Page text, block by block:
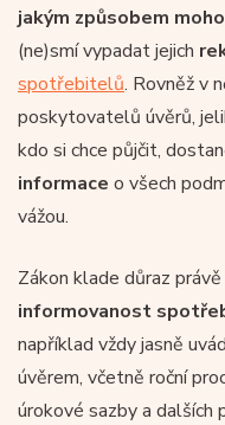
jakým způsobem
(ne)smí vypadat jejich
spotřebitelů. Rovněž v
poskytovatelů úvěrů,
kdo si chce půjčit,
informace o všech
vážou.
Zákon klade důraz právě
informovanost
například vždy jasně
úvěrem, včetně roční
úrokové sazby a dalších